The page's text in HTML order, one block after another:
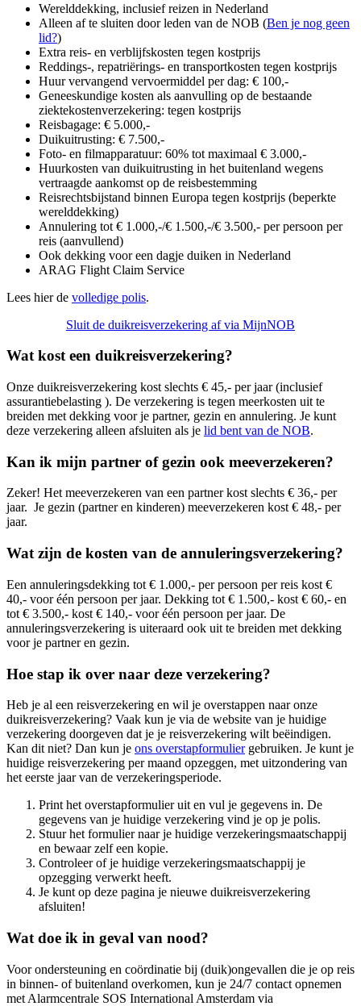
Werelddekking, inclusief reizen in Nederland
Alleen af te sluiten door leden van de NOB (Ben je nog geen
lid?)
Extra reis- en verblijfskosten tegen kostprijs
Reddings-, repatriërings- en transportkosten tegen kostprijs
Huur vervangend vervoermiddel per dag: € 100,-
Geneeskundige kosten als aanvulling op de bestaande
ziektekostenverzekering: tegen kostprijs
Reisbagage: € 5.000,-
Duikuitrusting: € 7.500,-
Foto- en filmapparatuur: 60% tot maximaal € 3.000,-
Huurkosten van duikuitrusting in het buitenland wegens
vertraagde aankomst op de reisbestemming
Reisrechtsbijstand binnen Europa tegen kostprijs (beperkte
werelddekking)
Annulering tot € 1.000,-/€ 1.500,-/€ 3.500,- per persoon per
reis (aanvullend)
Ook dekking voor een dagje duiken in Nederland
ARAG Flight Claim Service
Lees hier de volledige polis.
Sluit de duikreisverzekering af via MijnNOB
Wat kost een duikreisverzekering?
Onze duikreisverzekering kost slechts € 45,- per jaar (inclusief
assurantiebelasting ). De verzekering is tegen meerkosten uit te
breiden met dekking voor je partner, gezin en annulering. Je kunt
deze verzekering alleen afsluiten als je lid bent van de NOB.
Kan ik mijn partner of gezin ook meeverzekeren?
Zeker! Het meeverzekeren van een partner kost slechts € 36,- per
jaar. Je gezin (partner en kinderen) meeverzekeren kost € 48,- per
jaar.
Wat zijn de kosten van de annuleringsverzekering?
Een annuleringsdekking tot € 1.000,- per persoon per reis kost €
40,- voor één persoon per jaar. Dekking tot € 1.500,- kost € 60,- en
tot € 3.500,- kost € 140,- voor één persoon per jaar. De
annuleringsverzekering is uiteraard ook uit te breiden met dekking
voor je partner en gezin.
Hoe stap ik over naar deze verzekering?
Heb je al een reisverzekering en wil je overstappen naar onze
duikreisverzekering? Vaak kun je via de website van je huidige
verzekering doorgeven dat je je reisverzekering wilt beëindigen.
Kan dit niet? Dan kun je ons overstapformuliergebruiken. Je kunt je
huidige reisverzekering per maand opzeggen, met uitzondering van
het eerste jaar van de verzekeringsperiode.
Print het overstapformulier uit en vul je gegevens in. De
gegevens van je huidige verzekering vind je op je polis.
Stuur het formulier naar je huidige verzekeringsmaatschappij
en bewaar zelf een kopie.
Controleer of je huidige verzekeringsmaatschappij je
opzegging verwerkt heeft.
Je kunt op deze pagina je nieuwe duikreisverzekering
afsluiten!
Wat doe ik in geval van nood?
Voor ondersteuning en coördinatie bij (duik)ongevallen die je op reis
in binnen- of buitenland overkomen, kun je 24/7 contact opnemen
met Alarmcentrale SOS International Amsterdam via